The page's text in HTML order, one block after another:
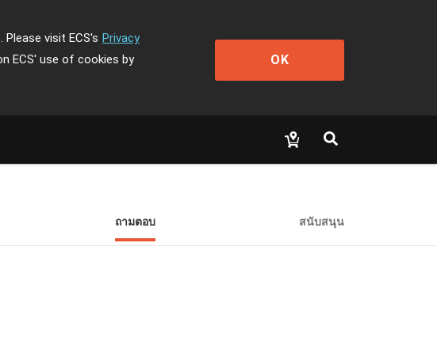
visit ECS's Privacy
ECS' use of cookies by
OK
ถามตอบ สนับสนุน